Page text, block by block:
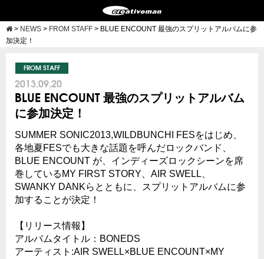
> NEWS > FROM STAFF > BLUE ENCOUNT 最強のスプリットアルバムに参
加決定！
FROM STAFF
2013.09.20
BLUE ENCOUNT 最強のスプリットアルバム
に参加決定！
SUMMER SONIC2013,WILDBUNCHI FESをはじめ、
各地夏FESでも大きな話題を呼んだロックバンド、
BLUE ENCOUNT が、インディーズロックシーンを席
巻しているMY FIRST STORY、 AIR SWELL、
SWANKY DANKらとともに、スプリットアルバムに参
加することが決定！
【リリース情報】
アルバムタイトル：BONEDS
アーティスト:AIR SWELL×BLUE ENCOUNT×MY